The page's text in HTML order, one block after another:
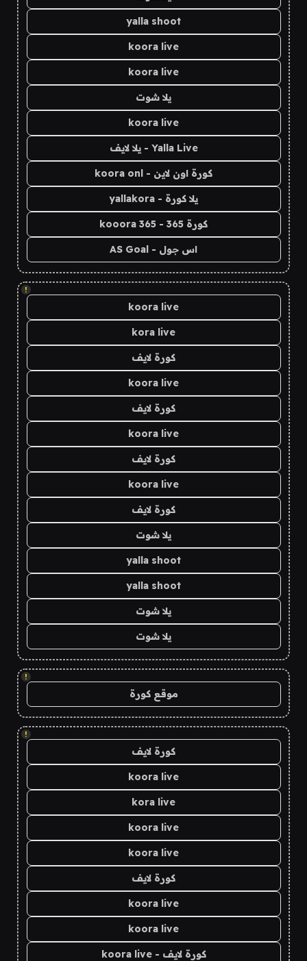
yalla shoot
koora live
koora live
يلا شوت
koora live
Yalla Live - يلا لايف
كورة اون لاين - koora onl
يلا كورة - yallakora
كورة 365 - kooora 365
اس جول - AS Goal
!
koora live
kora live
كورة لايف
koora live
كورة لايف
koora live
كورة لايف
koora live
كورة لايف
يلا شوت
yalla shoot
yalla shoot
يلا شوت
يلا شوت
!
موقع كورة
!
كورة لايف
koora live
kora live
koora live
koora live
كورة لايف
koora live
koora live
كورة لايف - koora live